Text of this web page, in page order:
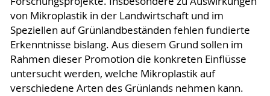
von Mikroplastik in der Landwirtschaft und im
Speziellen auf Grünlandbeständen fehlen fundierte
Erkenntnisse bislang. Aus diesem Grund sollen im
Rahmen dieser Promotion die konkreten Einflüsse
untersucht werden, welche Mikroplastik auf
verschiedene Arten des Grünlands nehmen kann.